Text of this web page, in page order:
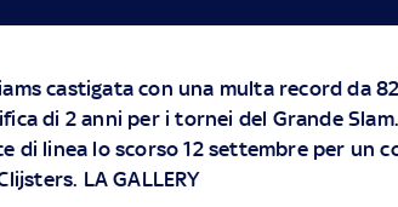
castigata con una multa record da
di 2 anni per i tornei del Grande
di linea lo scorso 12 settembre per un
LA GALLERY